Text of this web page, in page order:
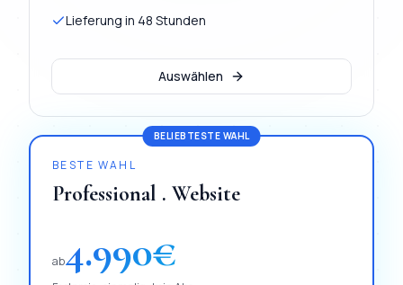
Lieferung in 48 Stunden
Auswählen
BELIEBTESTE WAHL
BESTE WAHL
Professional . Website
ab4.990€